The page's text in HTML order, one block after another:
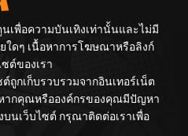
เพื่อความบันเทิงเท่านั้นและไม่มี
ใดๆ เนื้อหาการโฆษณาหรือลิงก์
ต์ของเรา
กเก็บรวบรวมจากอินเทอร์เน็ต
ากคุณหรือองค์กรของคุณมีปัญหา
นเว็บไซต์ กรุณาติดต่อเราเพื่อ